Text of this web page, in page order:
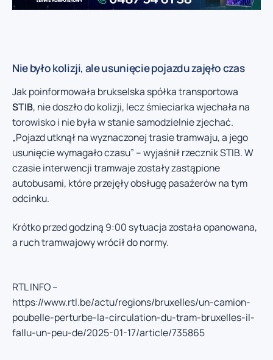
Nie było kolizji, ale usunięcie pojazdu zajęło czas
Jak poinformowała brukselska spółka transportowa
STIB, nie doszło do kolizji, lecz śmieciarka wjechała na
torowisko i nie była w stanie samodzielnie zjechać.
„Pojazd utknął na wyznaczonej trasie tramwaju, a jego
usunięcie wymagało czasu” – wyjaśnił rzecznik STIB. W
czasie interwencji tramwaje zostały zastąpione
autobusami, które przejęły obsługę pasażerów na tym
odcinku.
Krótko przed godziną 9:00 sytuacja została opanowana,
a ruch tramwajowy wrócił do normy.
RTL INFO –
https://www.rtl.be/actu/regions/bruxelles/un-camion-
poubelle-perturbe-la-circulation-du-tram-bruxelles-il-
fallu-un-peu-de/2025-01-17/article/735865